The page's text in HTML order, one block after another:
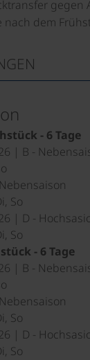
gegen
nach dem
- 6 Tage
| B -
So
| D -
So
- 6 Tage
| B -
So
| D -
So